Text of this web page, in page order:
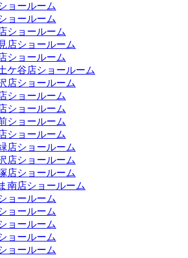
ョールーム
ョールーム
ショールーム
店ショールーム
ショールーム
ケ谷店ショールーム
店ショールーム
ショールーム
ショールーム
ショールーム
ショールーム
店ショールーム
店ショールーム
店ショールーム
南店ショールーム
ョールーム
ョールーム
ョールーム
ョールーム
ョールーム